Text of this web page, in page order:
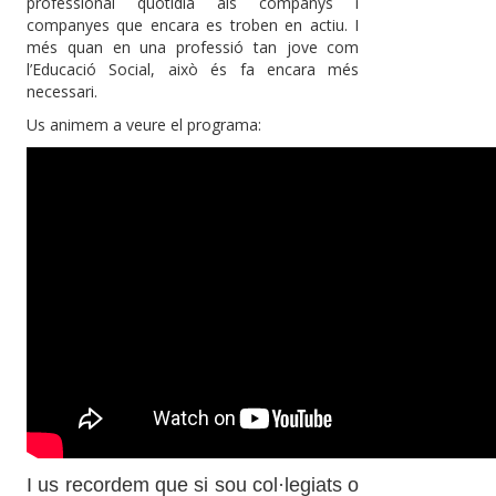
companyes que encara es troben en actiu. I
més quan en una professió tan jove com
l’Educació Social, això és fa encara més
necessari.​
Us animem a veure el programa:
​I us recordem que si sou col·legiats o